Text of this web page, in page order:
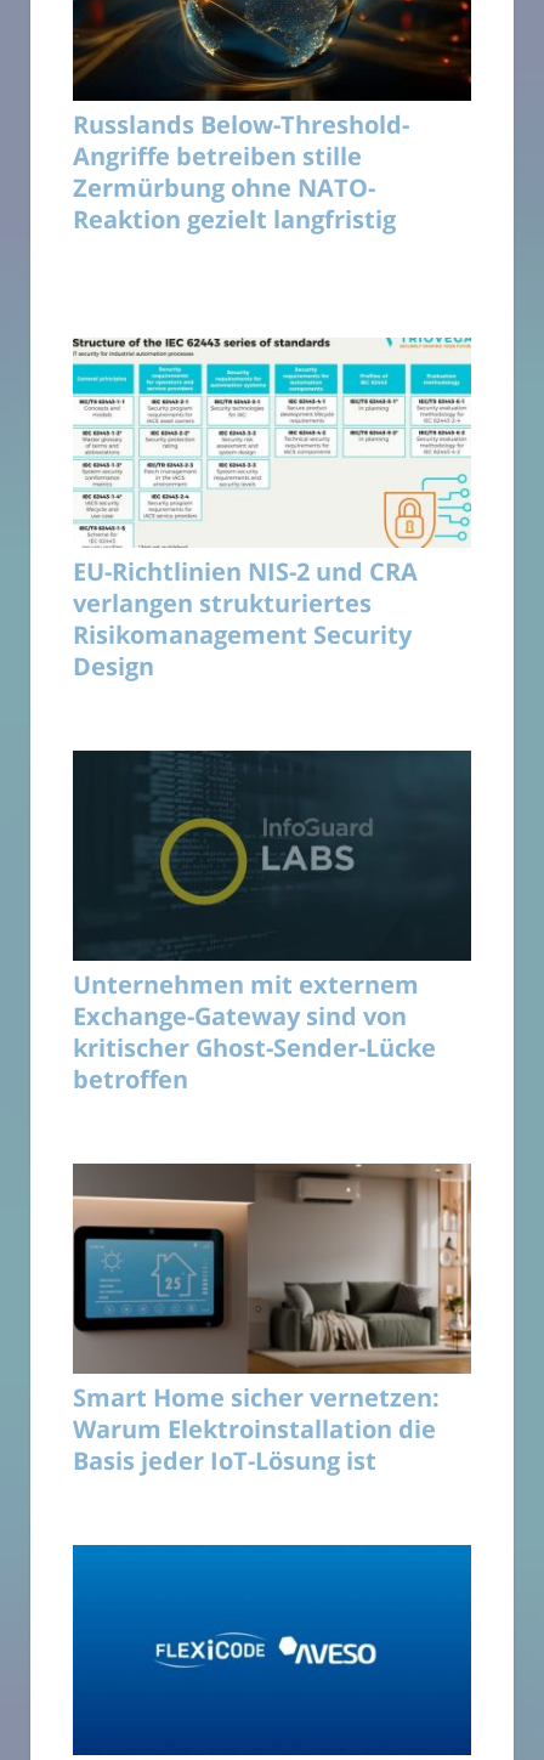
Russlands Below-Threshold-
Angriffe betreiben stille
Zermürbung ohne NATO-
Reaktion gezielt langfristig
EU-Richtlinien NIS-2 und CRA
verlangen strukturiertes
Risikomanagement Security
Design
Unternehmen mit externem
Exchange-Gateway sind von
kritischer Ghost-Sender-Lücke
betroffen
Smart Home sicher vernetzen:
Warum Elektroinstallation die
Basis jeder IoT-Lösung ist